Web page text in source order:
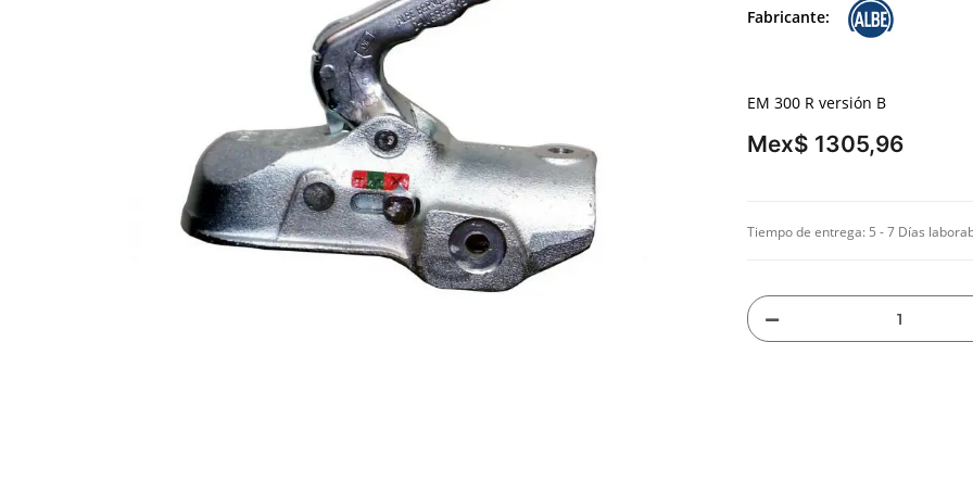
Fabricante:
EM 300 R versión B
Mex$ 1305,96
Tiempo de entrega: 5 - 7 Días